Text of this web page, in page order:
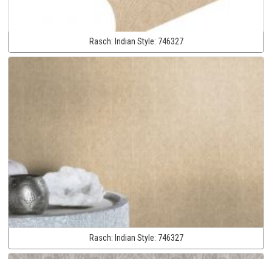
Rasch: Indian Style: 746327
Rasch: Indian Style: 746327